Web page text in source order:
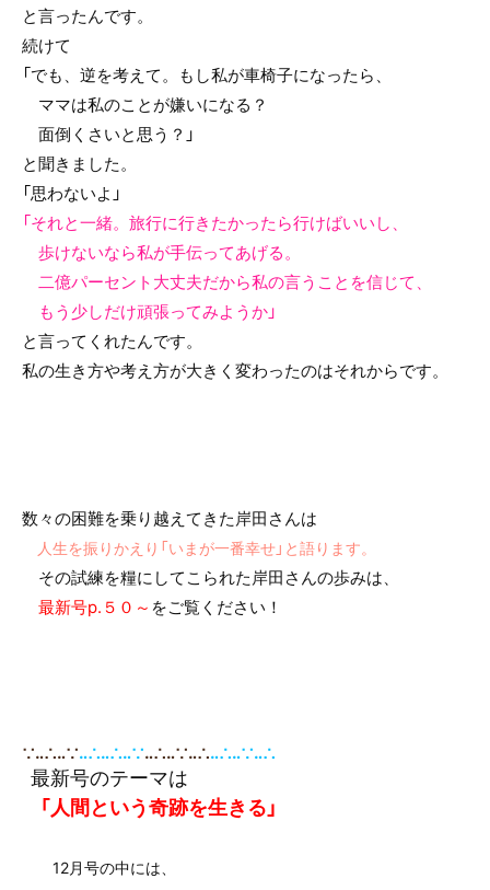
と言ったんです。
続けて
「でも、逆を考えて。もし私が車椅子になったら、
ママは私のことが嫌いになる？
面倒くさいと思う？」
と聞きました。
「思わないよ」
「それと一緒。旅行に行きたかったら行けばいいし、
歩けないなら私が手伝ってあげる。
二億パーセント大丈夫だから私の言うことを信じて、
もう少しだけ頑張ってみようか」
と言ってくれたんです。
私の生き方や考え方が大きく変わったのはそれからです。
数々の困難を乗り越えてきた岸田さんは
人生を振りかえり「いまが一番幸せ」と語ります。
その試練を糧にしてこられた岸田さんの歩みは、
最新号p.５０～ をご覧ください！
∵‥∴‥∵‥∴‥∴‥∵‥∴‥∵‥∴‥∴‥∵‥∴
最新号のテーマは
「人間という奇跡を生きる」
12月号の中には、